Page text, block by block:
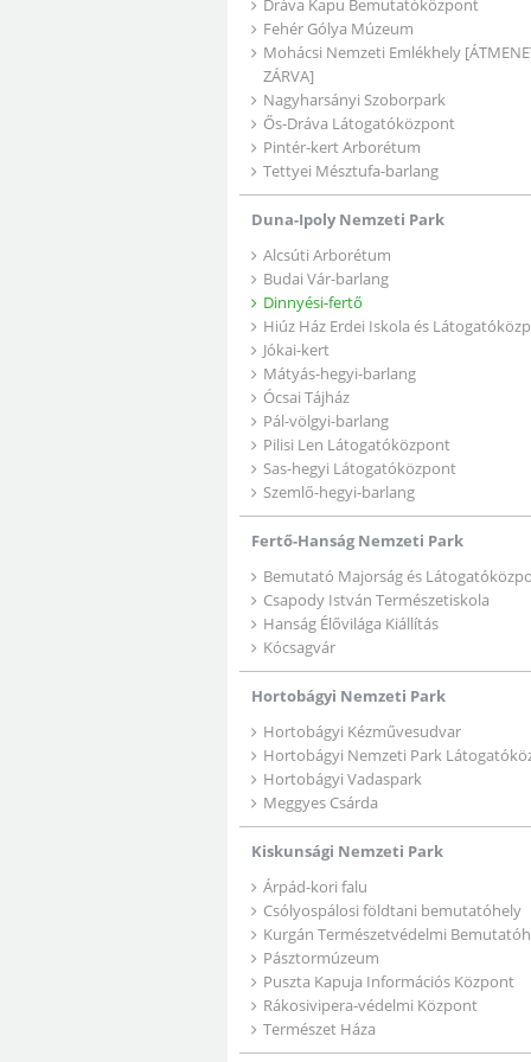
Dráva Kapu Bemutatóközpont
Fehér Gólya Múzeum
Mohácsi Nemzeti Emlékhely
ZÁRVA]
Nagyharsányi Szoborpark
Ős-Dráva Látogatóközpont
Pintér-kert Arborétum
Tettyei Mésztufa-barlang
Duna-Ipoly Nemzeti Park
Alcsúti Arborétum
Budai Vár-barlang
Dinnyési-fertő
Hiúz Ház Erdei Iskola és
Jókai-kert
Mátyás-hegyi-barlang
Ócsai Tájház
Pál-völgyi-barlang
Pilisi Len Látogatóközpont
Sas-hegyi Látogatóközpont
Szemlő-hegyi-barlang
Fertő-Hanság Nemzeti Park
Bemutató Majorság és
Csapody István Természetiskola
Hanság Élővilága Kiállítás
Kócsagvár
Hortobágyi Nemzeti Park
Hortobágyi Kézművesudvar
Hortobágyi Nemzeti Park
Hortobágyi Vadaspark
Meggyes Csárda
Kiskunsági Nemzeti Park
Árpád-kori falu
Csólyospálosi földtani bemutatóhely
Kurgán Természetvédelmi
Pásztormúzeum
Puszta Kapuja Információs Központ
Rákosivipera-védelmi Központ
Természet Háza